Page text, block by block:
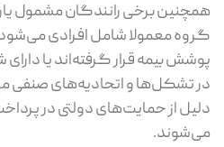
همچنین برخی رانندگان مشمول
پوشش بیمه قرار گرفته‌اند یا
در تشکل‌ها و اتحادیه‌های صنفی
دلیل از حمایت‌های دولتی در
می‌شوند.